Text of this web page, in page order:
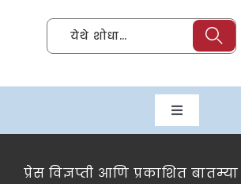
येथे शोधा…
Toggle
Navigation
प्रेस विज्ञप्ती आणि प्रकाशित बातम्या